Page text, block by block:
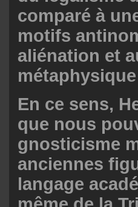
comparé à
motifs
aliénation et
En ce sens,
que nous
gnosticisme
anciennes
langage